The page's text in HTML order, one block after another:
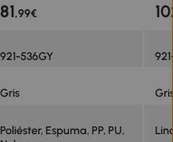
62x69x92-100 cm Verde
81,99€
921-536GY
Gris
Poliéster, Espuma, PP, PU,